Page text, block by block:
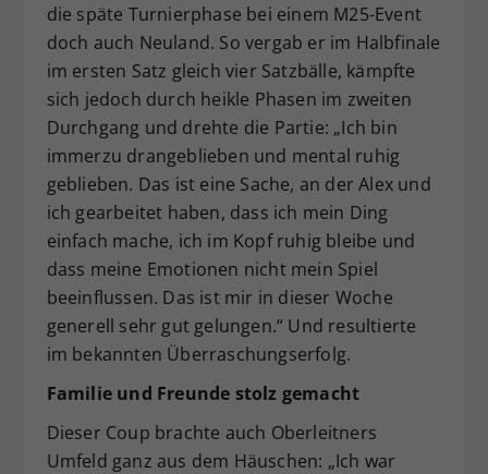
die späte Turnierphase bei einem M25-Event
doch auch Neuland. So vergab er im Halbfinale
im ersten Satz gleich vier Satzbälle, kämpfte
sich jedoch durch heikle Phasen im zweiten
Durchgang und drehte die Partie: „Ich bin
immerzu drangeblieben und mental ruhig
geblieben. Das ist eine Sache, an der Alex und
ich gearbeitet haben, dass ich mein Ding
einfach mache, ich im Kopf ruhig bleibe und
dass meine Emotionen nicht mein Spiel
beeinflussen. Das ist mir in dieser Woche
generell sehr gut gelungen.“ Und resultierte
im bekannten Überraschungserfolg.
Familie und Freunde stolz gemacht
Dieser Coup brachte auch Oberleitners
Umfeld ganz aus dem Häuschen: „Ich war